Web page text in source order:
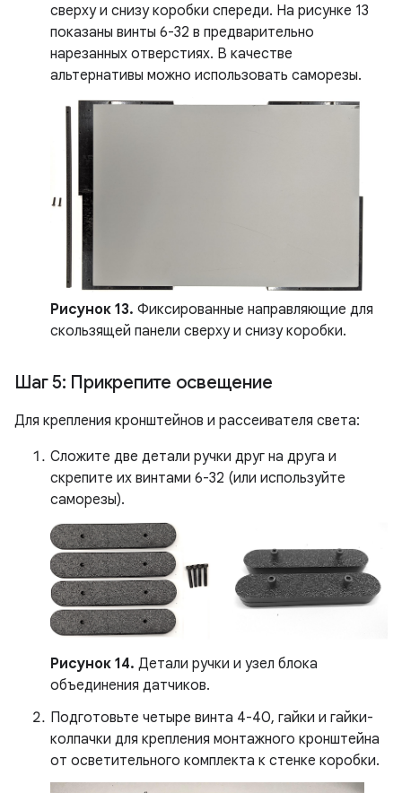
сверху и снизу коробки спереди. На рисунке 13
показаны винты 6-32 в предварительно
нарезанных отверстиях. В качестве
альтернативы можно использовать саморезы.
Рисунок 13. Фиксированные направляющие для
скользящей панели сверху и снизу коробки.
Шаг 5: Прикрепите освещение
Для крепления кронштейнов и рассеивателя света:
Сложите две детали ручки друг на друга и
скрепите их винтами 6-32 (или используйте
саморезы).
Рисунок 14. Детали ручки и узел блока
объединения датчиков.
Подготовьте четыре винта 4-40, гайки и гайки-
колпачки для крепления монтажного кронштейна
от осветительного комплекта к стенке коробки.